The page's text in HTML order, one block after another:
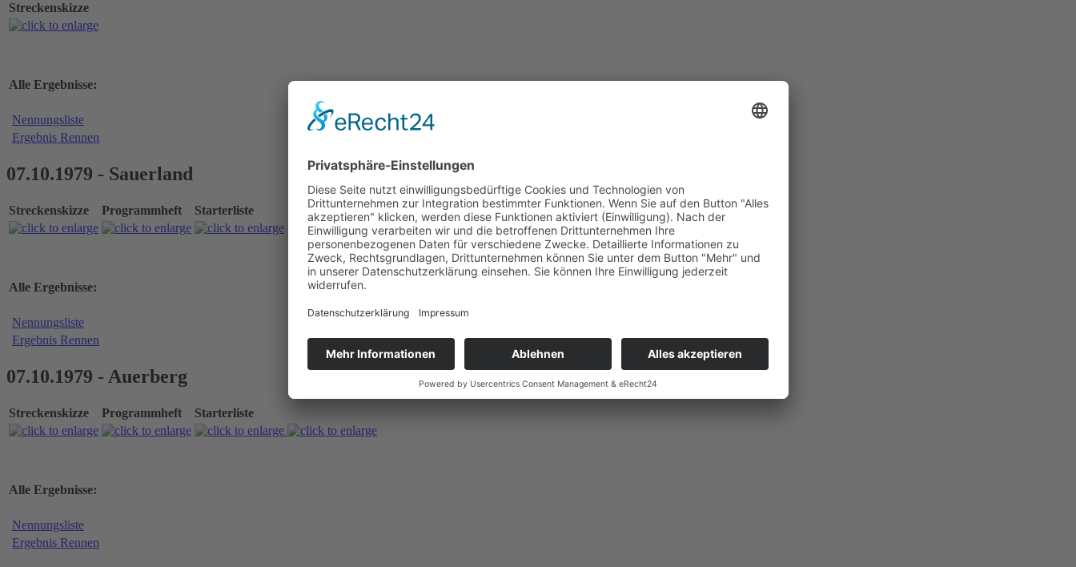
Streckenskizze
Alle Ergebnisse:
Nennungsliste
Ergebnis Rennen
07.10.1979 - Sauerland
Streckenskizze Programmheft Starterliste
Alle Ergebnisse:
Nennungsliste
Ergebnis Rennen
07.10.1979 - Auerberg
Streckenskizze Programmheft Starterliste
Alle Ergebnisse:
Nennungsliste
Ergebnis Rennen